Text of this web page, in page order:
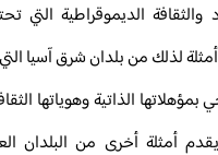
الديموقراطية التي
لذلك من بلدان شرق آسيا
بمؤهلاتها الذاتية وهوياتها
أمثلة أخرى من البلدان